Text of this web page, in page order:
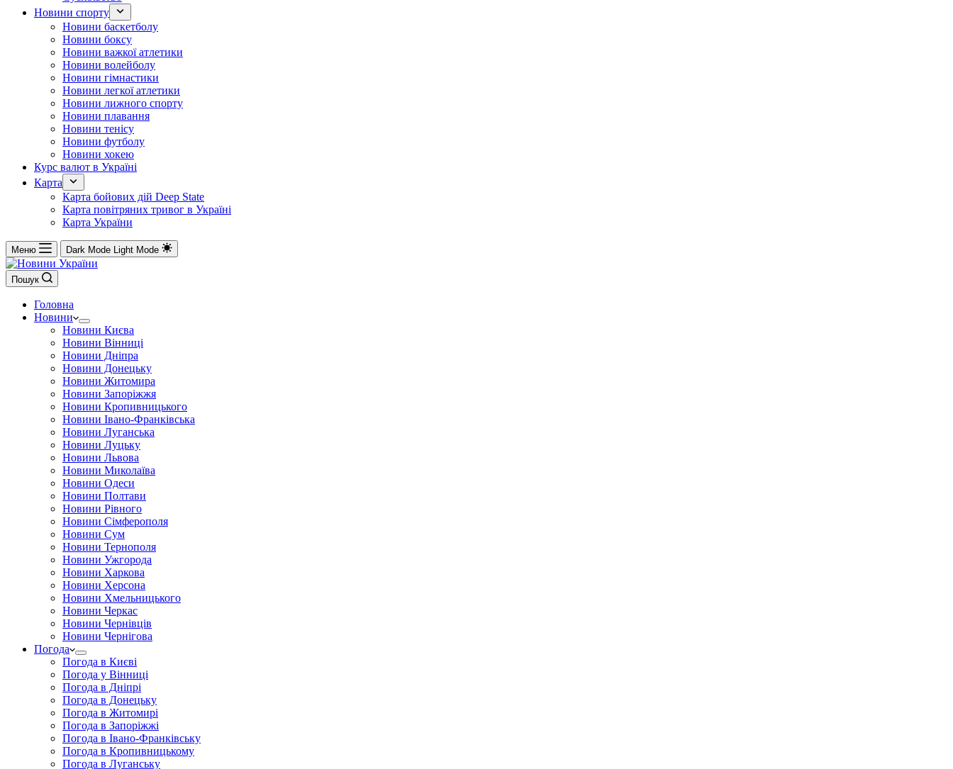
Новини спорту
Новини баскетболу
Новини боксу
Новини важкої атлетики
Новини волейболу
Новини гімнастики
Новини легкої атлетики
Новини лижного спорту
Новини плавання
Новини тенісу
Новини футболу
Новини хокею
Курс валют в Україні
Карта
Карта бойових дій Deep State
Карта повітряних тривог в Україні
Карта України
Меню Dark Mode Light Mode
Пошук
Головна
Новини
Новини Києва
Новини Вінниці
Новини Дніпра
Новини Донецьку
Новини Житомира
Новини Запоріжжя
Новини Кропивницького
Новини Івано-Франківська
Новини Луганська
Новини Луцьку
Новини Львова
Новини Миколаїва
Новини Одеси
Новини Полтави
Новини Рівного
Новини Сімферополя
Новини Сум
Новини Тернополя
Новини Ужгорода
Новини Харкова
Новини Херсона
Новини Хмельницького
Новини Черкас
Новини Чернівців
Новини Чернігова
Погода
Погода в Києві
Погода у Вінниці
Погода в Дніпрі
Погода в Донецьку
Погода в Житомирі
Погода в Запоріжжі
Погода в Івано-Франківську
Погода в Кропивницькому
Погода в Луганську